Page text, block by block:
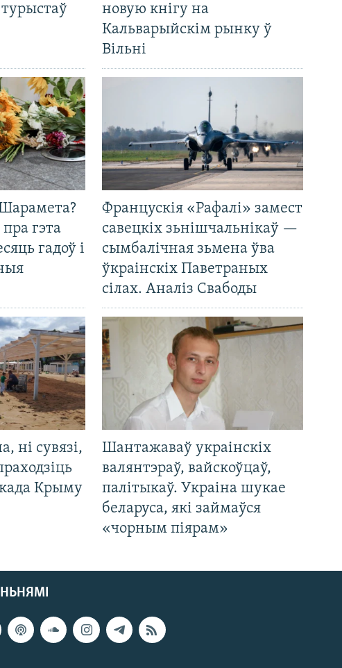
турыстаў
новую кнігу на
Кальварыйскім рынку ў
Вільні
гэта
гадоў і
Францускія «Рафалі» замест
савецкіх зьнішчальнікаў —
сымбалічная зьмена ўва
ўкраінскіх Паветраных
сілах. Аналіз Свабоды
ні сувязі,
Крыму
Шантажаваў украінскіх
валянтэраў, вайскоўцаў,
палітыкаў. Украіна шукае
беларуса, які займаўся
«чорным піярам»